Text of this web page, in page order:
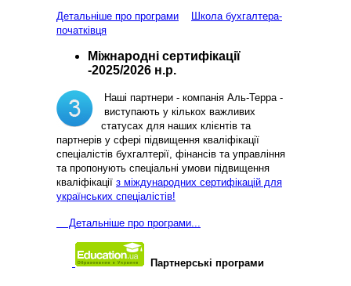
Детальніше про програми
Школа бухгалтера-
початківця
Міжнародні сертифікації
-2025/2026 н.р.
Наші партнери - компанія Аль-Терра -
виступають у кількох важливих
статусах для наших клієнтів та
партнерів у сфері підвищення кваліфікації
спеціалістів бухгалтерії, фінансів та управління
та пропонують спеціальні умови підвищення
кваліфікації з міждународних сертифікацій для
українських спеціалістів!
Детальніше про програми...
Партнерські програми